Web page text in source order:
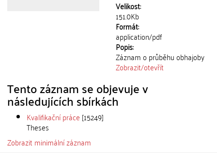
Velikost:
151.0Kb
Formát:
application/pdf
Popis:
Záznam o průběhu obhajoby
Zobrazit/otevřít
Tento záznam se objevuje v
následujících sbírkách
Kvalifikační práce [15249]
Theses
Zobrazit minimální záznam